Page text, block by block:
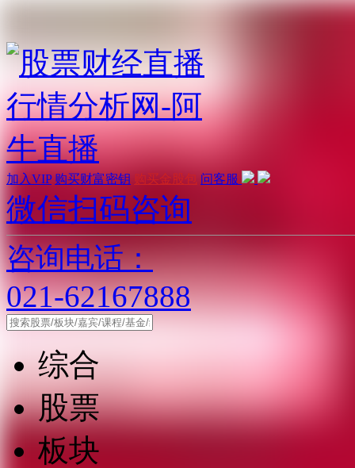
加入VIP 购买财富密钥 购买金股包 问客服
微信扫码咨询
咨询电话：
021-62167888
综合
股票
板块